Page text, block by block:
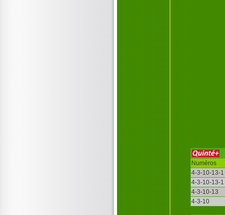
Numéros
4-3-10-13-1
4-3-10-13-1
4-3-10-13
4-3-10